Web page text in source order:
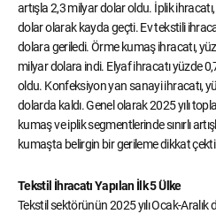
artışla 2,3 milyar dolar oldu. İplik
dolar olarak kayda geçti. Ev tekstili
dolara geriledi. Örme kumaş ihracatı,
milyar dolara indi. Elyaf ihracatı yüzde
oldu. Konfeksiyon yan sanayi ihracatı,
dolarda kaldı. Genel olarak 2025 yılı
kumaş ve iplik segmentlerinde sınırlı
kumaşta belirgin bir gerileme dikkat
Tekstil İhracatı Yapılan İlk 5 Ülke
Tekstil sektörünün 2025 yılı Ocak-